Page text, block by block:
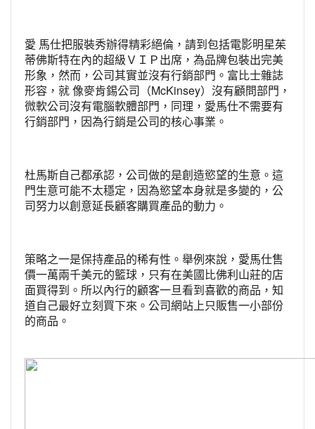
愛 馬仕把服裝秀辦得精彩絕倫，請到包括電影明星茱
蒂佛斯特在內的超級ＶＩＰ出席，為品牌包裝出完美
形象，然而，公司其實並沒有行銷部門。富比士雜誌
形容，就 像麥肯錫公司（McKinsey）沒有顧問部門，
微軟公司沒有電腦軟體部門，同理，愛馬仕不需要有
行銷部門，因為行銷是公司的核心事業。
杜馬斯自己都承認，公司做的是創造慾望的生意。這
門生意可能不太穩定，因為慾望本身就是多變的，公
司努力以創意延長顧客購買產品的動力。
策略之一是保持產品的稀有性。舉例來說，愛馬仕售
價一萬兩千美元的籃球，只有在美國比佛利山莊的店
面買得到。所以內行的顧客一旦看到喜歡的商品，知
道自己最好立刻買下來。公司網站上只販售一小部份
的商品。